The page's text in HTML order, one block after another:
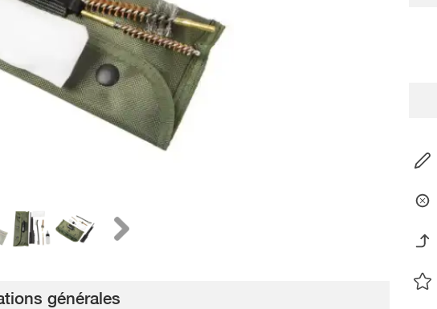
générales